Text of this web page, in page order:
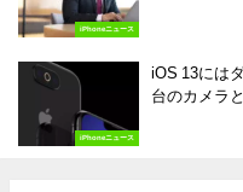
iPhoneニュース
iPhoneニュース
iOS 13には
台のカメラ